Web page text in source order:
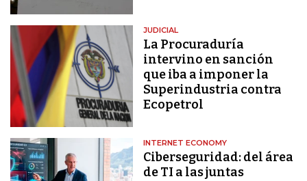
JUDICIAL
La Procuraduría
intervino en sanción
que iba a imponer la
Superindustria contra
Ecopetrol
INTERNET ECONOMY
Ciberseguridad: del área
de TI a las juntas